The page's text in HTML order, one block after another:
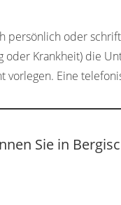
persönlich oder
Krankheit) die
Eine
Sie in